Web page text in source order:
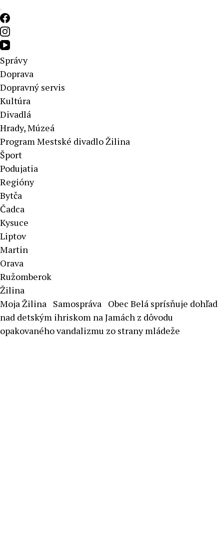
Správy
Doprava
Dopravný servis
Kultúra
Divadlá
Hrady, Múzeá
Program Mestské divadlo Žilina
Šport
Podujatia
Regióny
Bytča
Čadca
Kysuce
Liptov
Martin
Orava
Ružomberok
Žilina
Moja Žilina Samospráva Obec Belá sprísňuje dohľad
nad detským ihriskom na Jamách z dôvodu
opakovaného vandalizmu zo strany mládeže